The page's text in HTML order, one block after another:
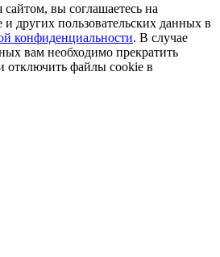
вы соглашаетесь на
других пользовательских данных в
конфиденциальности. В случае
вам необходимо прекратить
отключить файлы cookie в